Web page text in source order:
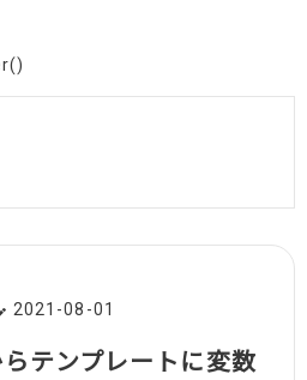
2021-08-01
テンプレートに変数